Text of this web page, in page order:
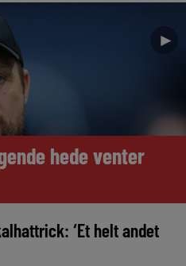
►
hede venter
‘Et helt andet